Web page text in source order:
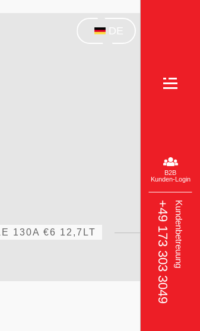
130A €6 12,7LT
B2B
Kunden-Login
Kundenbetreuung
+49 173 303 3049‬
DE